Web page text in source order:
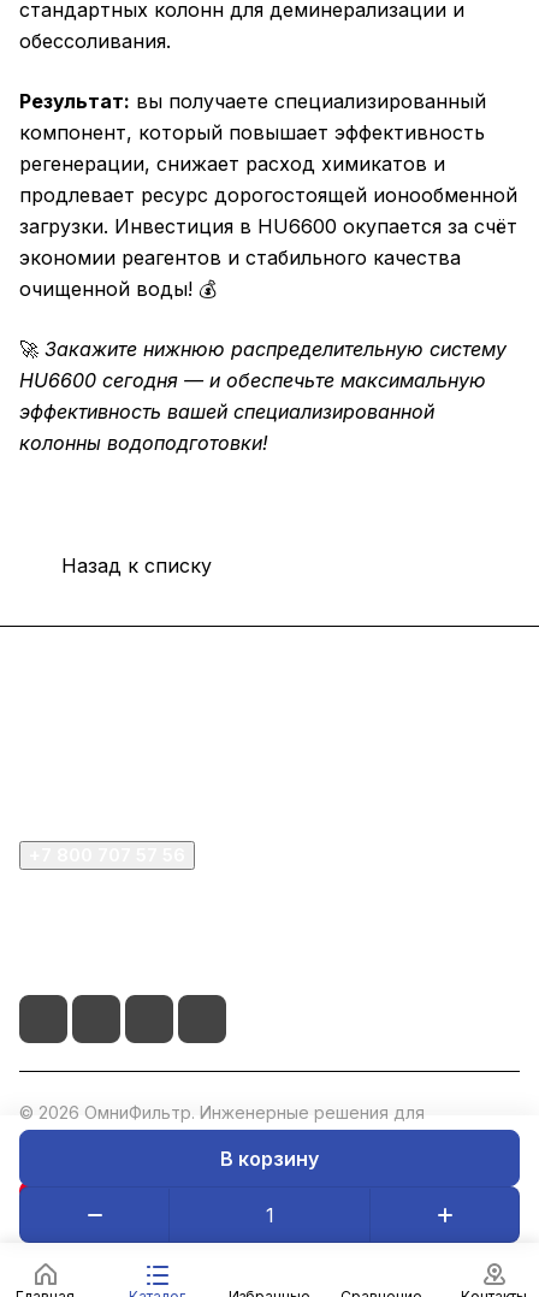
В корзину
стандартных колонн для деминерализации и
обессоливания.
Результат: вы получаете специализированный
компонент, который повышает эффективность
регенерации, снижает расход химикатов и
продлевает ресурс дорогостоящей ионообменной
загрузки. Инвестиция в HU6600 окупается за счёт
экономии реагентов и стабильного качества
очищенной воды! 💰
🚀 Закажите нижнюю распределительную систему
HU6600 сегодня — и обеспечьте максимальную
эффективность вашей специализированной
колонны водоподготовки!
Назад к списку
© 2026 ОмниФильтр. Инженерные решения для
водоподготовки. ИНН: 5047273073, ОГРН: 1235000020760.
Оферта